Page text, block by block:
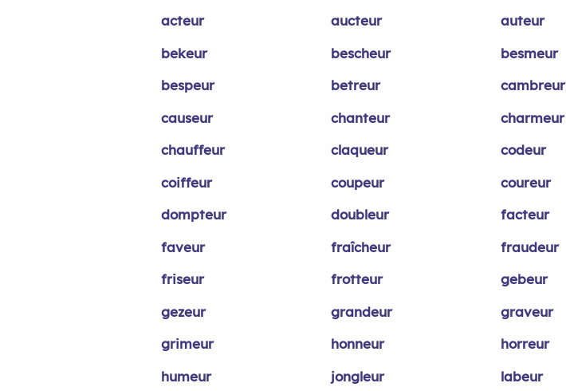
acteur aucteur
auteur
bekeur
bescheur
besmeur
bespeur
betreur
cambreur
causeur
chanteur
charmeur
chauffeur
claqueur
codeur
coiffeur
coupeur
coureur
dompteur
doubleur
facteur
faveur
fraîcheur
fraudeur
friseur
frotteur
gebeur
gezeur
grandeur
graveur
grimeur
honneur
horreur
humeur
jongleur
labeur